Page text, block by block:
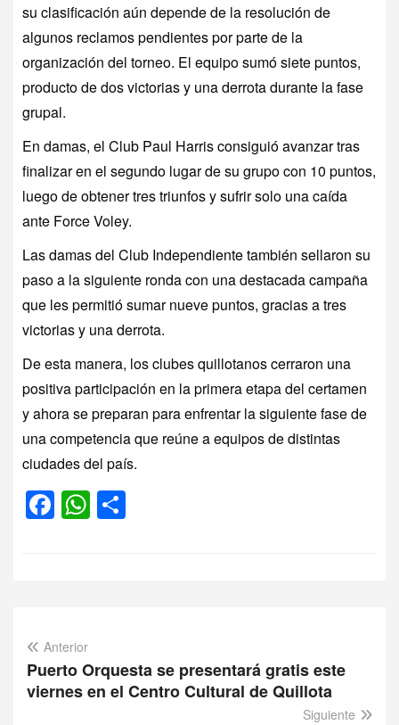
su clasificación aún depende de la resolución de
algunos reclamos pendientes por parte de la
organización del torneo. El equipo sumó siete puntos,
producto de dos victorias y una derrota durante la fase
grupal.
En damas, el Club Paul Harris consiguió avanzar tras
finalizar en el segundo lugar de su grupo con 10 puntos,
luego de obtener tres triunfos y sufrir solo una caída
ante Force Voley.
Las damas del Club Independiente también sellaron su
paso a la siguiente ronda con una destacada campaña
que les permitió sumar nueve puntos, gracias a tres
victorias y una derrota.
De esta manera, los clubes quillotanos cerraron una
positiva participación en la primera etapa del certamen
y ahora se preparan para enfrentar la siguiente fase de
una competencia que reúne a equipos de distintas
ciudades del país.
Facebook
WhatsApp
Anterior
Puerto Orquesta se presentará gratis este
viernes en el Centro Cultural de Quillota
Siguiente